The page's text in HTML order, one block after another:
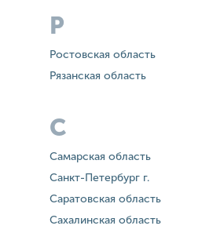
Р
Ростовская область
Рязанская область
С
Самарская область
Санкт-Петербург г.
Саратовская область
Сахалинская область